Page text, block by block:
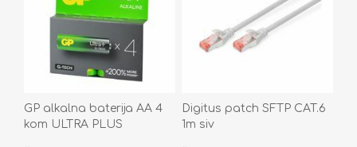
GP alkalna baterija AA 4
kom ULTRA PLUS
Digitus patch SFTP CAT.6
1m siv